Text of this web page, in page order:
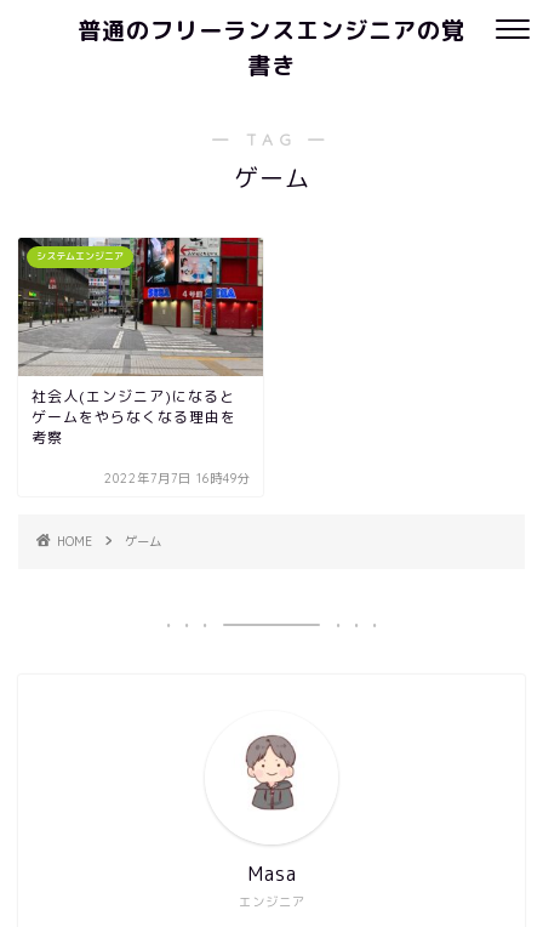
普通のフリーランスエンジニアの覚
書き
― TAG ―
ゲーム
システムエンジニア
社会人(エンジニア)になると
ゲームをやらなくなる理由を
考察
2022年7月7日 16時49分
HOME ゲーム
エンジニア
Masa